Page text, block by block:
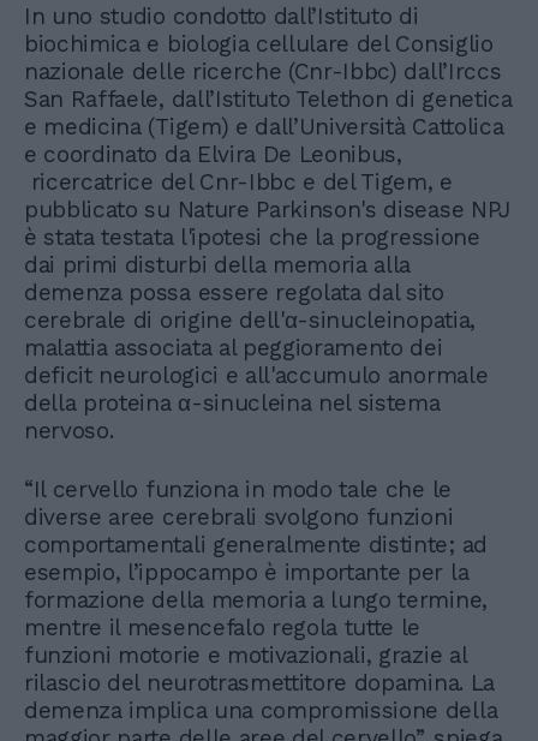
In uno studio condotto dall’Istituto di
biochimica e biologia cellulare del Consiglio
nazionale delle ricerche (Cnr-Ibbc) dall’Irccs
San Raffaele, dall’Istituto Telethon di genetica
e medicina (Tigem) e dall’Università Cattolica
e coordinato da Elvira De Leonibus,
ricercatrice del Cnr-Ibbc e del Tigem, e
pubblicato su Nature Parkinson's disease NPJ
è stata testata l'ipotesi che la progressione
dai primi disturbi della memoria alla
demenza possa essere regolata dal sito
cerebrale di origine dell'α-sinucleinopatia,
malattia associata al peggioramento dei
deficit neurologici e all'accumulo anormale
della proteina α-sinucleina nel sistema
nervoso.
“Il cervello funziona in modo tale che le
diverse aree cerebrali svolgono funzioni
comportamentali generalmente distinte; ad
esempio, l’ippocampo è importante per la
formazione della memoria a lungo termine,
mentre il mesencefalo regola tutte le
funzioni motorie e motivazionali, grazie al
rilascio del neurotrasmettitore dopamina. La
demenza implica una compromissione della